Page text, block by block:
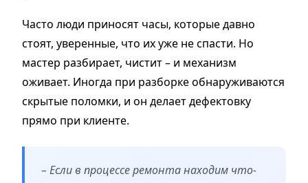
Часто люди приносят часы, которые давно
стоят, уверенные, что их уже не спасти. Но
мастер разбирает, чистит – и механизм
оживает. Иногда при разборке обнаруживаются
скрытые поломки, и он делает дефектовку
прямо при клиенте.
– Если в процессе ремонта находим что-